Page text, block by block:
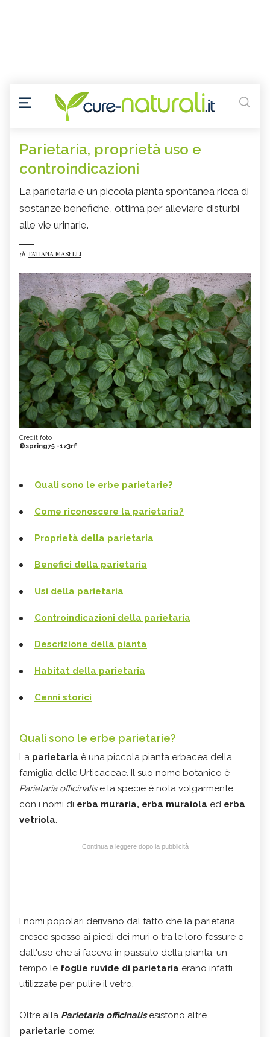
Parietaria, proprietà uso e
controindicazioni
La parietaria è un piccola pianta spontanea ricca di
sostanze benefiche, ottima per alleviare disturbi
alle vie urinarie.
di TATIANA MASELLI
Credit foto
©spring75 -123rf
Quali sono le erbe parietarie?
Come riconoscere la parietaria?
Proprietà della parietaria
Benefici della parietaria
Usi della parietaria
Controindicazioni della parietaria
Descrizione della pianta
Habitat della parietaria
Cenni storici
Quali sono le erbe parietarie?
La parietaria è una piccola pianta erbacea della
famiglia delle Urticaceae. Il suo nome botanico è
Parietaria officinalise la specie è nota volgarmente
con i nomi di erba muraria, erba muraiola ed erba
vetriola.
Continua a leggere dopo la pubblicità
I nomi popolari derivano dal fatto che la parietaria
cresce spesso ai piedi dei muri o tra le loro fessure e
dall'uso che si faceva in passato della pianta: un
tempo le foglie ruvide di parietaria erano infatti
utilizzate per pulire il vetro.
Oltre alla Parietaria officinalisesistono altre
parietarie come: